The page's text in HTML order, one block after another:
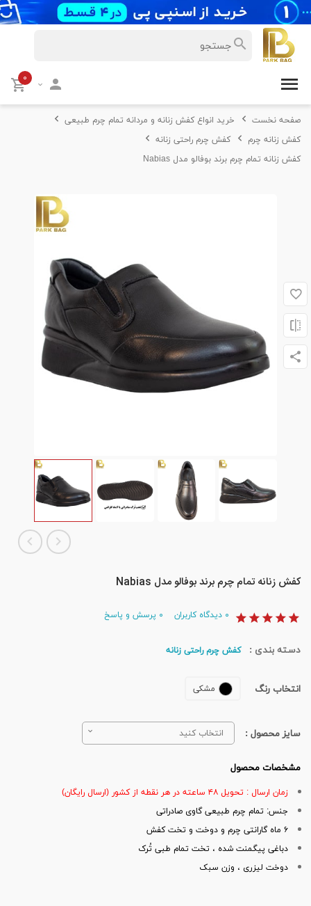
۰
صفحه نخست
خرید انواع کفش زنانه و مردانه تمام چرم طبیعی
کفش زنانه چرم
کفش چرم راحتی زنانه
کفش زنانه تمام چرم برند بوفالو مدل Nabias
کفش زنانه تمام چرم برند بوفالو مدل Nabias
دیدگاه کاربران پرسش و پاسخ
دسته بندی : کفش چرم راحتی زنانه
انتخاب رنگ مشکی
سایز محصول : انتخاب کنید
مشخصات محصول
زمان ارسال : تحویل ۴۸ ساعته در هر نقطه از کشور (ارسال رایگان)
جنس: تمام چرم طبیعی گاوی صادراتی
۶ ماه گارانتی چرم و دوخت و تخت کفش
دباغی پیگمنت شده ، تخت تمام طبی تُرک
دوخت لیزری ، وزن سبک